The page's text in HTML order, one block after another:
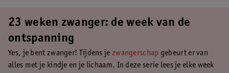
23 weken zwanger: de week van de
ontspanning
Yes, je bent zwanger! Tijdens je zwangerschap gebeurt er van
alles met je kindje en je lichaam. In deze serie lees je elke week